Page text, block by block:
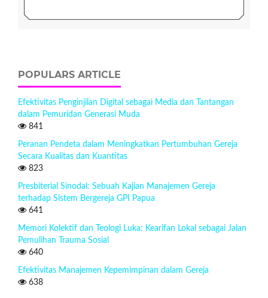
POPULARS ARTICLE
Efektivitas Penginjilan Digital sebagai Media dan Tantangan
dalam Pemuridan Generasi Muda
841
Peranan Pendeta dalam Meningkatkan Pertumbuhan Gereja
Secara Kualitas dan Kuantitas
823
Presbiterial Sinodal: Sebuah Kajian Manajemen Gereja
terhadap Sistem Bergereja GPI Papua
641
Memori Kolektif dan Teologi Luka: Kearifan Lokal sebagai Jalan
Pemulihan Trauma Sosial
640
Efektivitas Manajemen Kepemimpinan dalam Gereja
638